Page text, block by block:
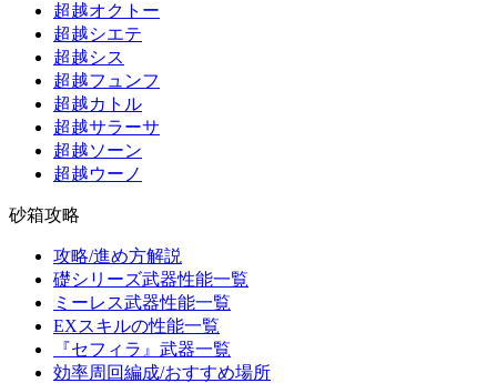
超越オクトー
超越シエテ
超越シス
超越フュンフ
超越カトル
超越サラーサ
超越ソーン
超越ウーノ
砂箱攻略
攻略/進め方解説
礎シリーズ武器性能一覧
ミーレス武器性能一覧
EXスキルの性能一覧
『セフィラ』武器一覧
効率周回編成/おすすめ場所